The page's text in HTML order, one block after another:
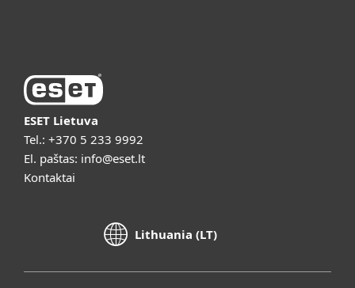
ESET Lietuva
Tel.: +370 5 233 9992
El. paštas: info@eset.lt
Kontaktai
Lithuania (LT)